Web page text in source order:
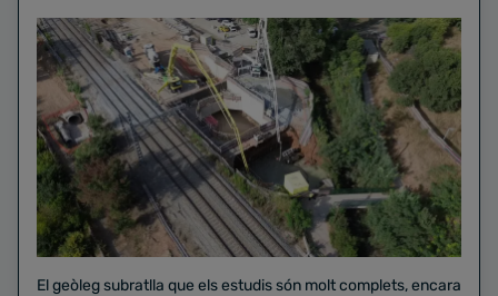
El geòleg subratlla que els estudis són molt complets, encara